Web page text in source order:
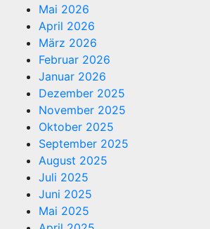
Mai 2026
April 2026
März 2026
Februar 2026
Januar 2026
Dezember 2025
November 2025
Oktober 2025
September 2025
August 2025
Juli 2025
Juni 2025
Mai 2025